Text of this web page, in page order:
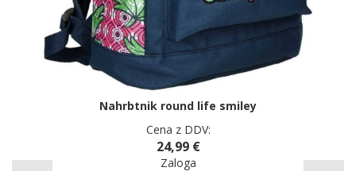
Nahrbtnik round life smiley
Cena z DDV:
24,99 €
Zaloga